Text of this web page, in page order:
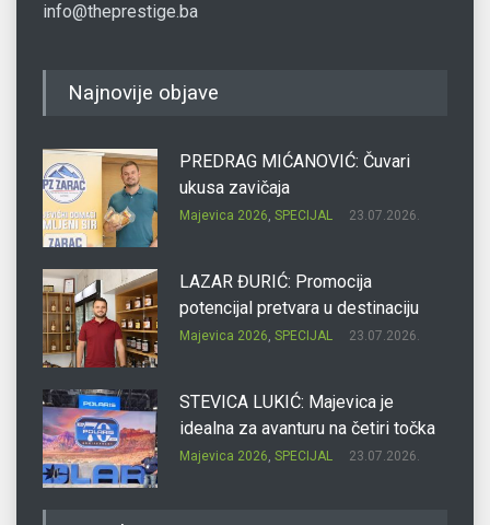
info@theprestige.ba
Najnovije objave
PREDRAG MIĆANOVIĆ: Čuvari
ukusa zavičaja
Majevica 2026, SPECIJAL 23.07.2026.
LAZAR ĐURIĆ: Promocija
potencijal pretvara u destinaciju
Majevica 2026, SPECIJAL 23.07.2026.
STEVICA LUKIĆ: Majevica je
idealna za avanturu na četiri točka
Majevica 2026, SPECIJAL 23.07.2026.